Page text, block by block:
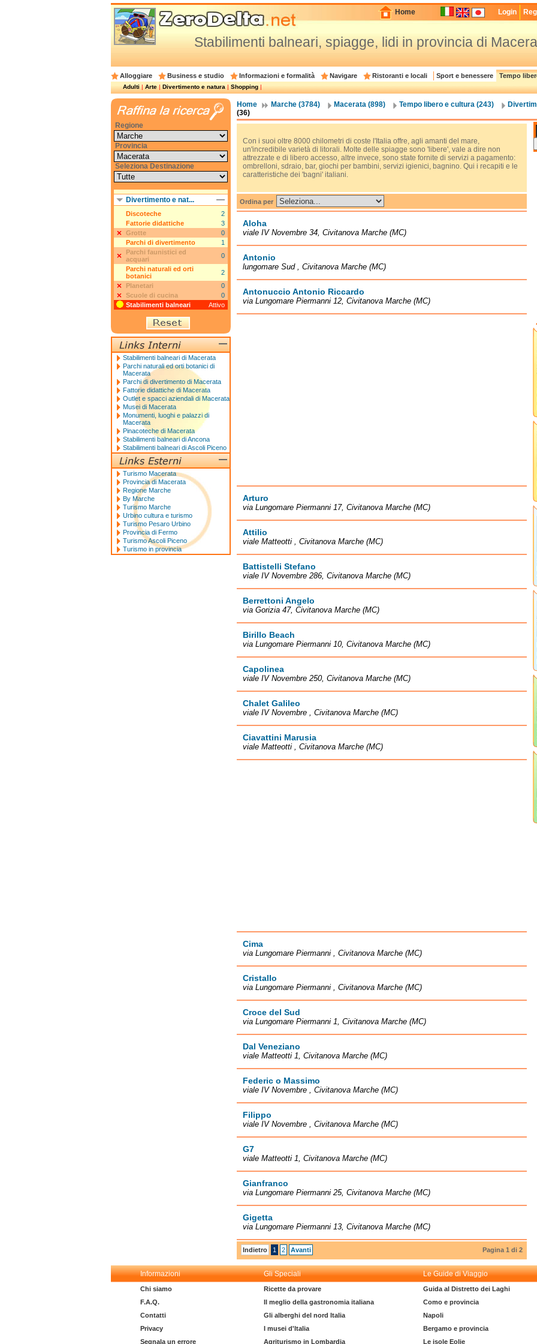
Home Login
Stabilimenti balneari, spiagge, lidi in provincia di
Alloggiare Business e studio Informazioni e formalità Navigare Ristoranti e locali Sport e benessere Tempo
Adulti|Arte|Divertimento e natura|Shopping|
Home Marche (3784) Macerata (898) Tempo libero e cultura (243)
(36)
Con i suoi oltre 8000 chilometri di coste l'Italia offre, agli amanti del mare,
un'incredibile varietà di litorali. Molte delle spiagge sono 'libere', vale a dire non
attrezzate e di libero accesso, altre invece, sono state fornite di servizi a pagamento:
ombrelloni, sdraio, bar, giochi per bambini, servizi igienici, bagnino. Qui i recapiti e le
caratteristiche dei 'bagni' italiani.
Ordina per
Aloha
viale IV Novembre 34, Civitanova Marche (MC)
Antonio
lungomare Sud , Civitanova Marche (MC)
Antonuccio Antonio Riccardo
via Lungomare Piermanni 12, Civitanova Marche (MC)
Arturo
via Lungomare Piermanni 17, Civitanova Marche (MC)
Attilio
viale Matteotti , Civitanova Marche (MC)
Battistelli Stefano
viale IV Novembre 286, Civitanova Marche (MC)
Berrettoni Angelo
via Gorizia 47, Civitanova Marche (MC)
Birillo Beach
via Lungomare Piermanni 10, Civitanova Marche (MC)
Capolinea
viale IV Novembre 250, Civitanova Marche (MC)
Chalet Galileo
viale IV Novembre , Civitanova Marche (MC)
Ciavattini Marusia
viale Matteotti , Civitanova Marche (MC)
Cima
via Lungomare Piermanni , Civitanova Marche (MC)
Cristallo
via Lungomare Piermanni , Civitanova Marche (MC)
Croce del Sud
via Lungomare Piermanni 1, Civitanova Marche (MC)
Dal Veneziano
viale Matteotti 1, Civitanova Marche (MC)
Federic o Massimo
viale IV Novembre , Civitanova Marche (MC)
Filippo
viale IV Novembre , Civitanova Marche (MC)
G7
viale Matteotti 1, Civitanova Marche (MC)
Gianfranco
via Lungomare Piermanni 25, Civitanova Marche (MC)
Gigetta
via Lungomare Piermanni 13, Civitanova Marche (MC)
Indietro 1 2 Avanti Pagina 1 di 2
Regione
Provincia
Seleziona Destinazione
Divertimento e nat...
Discoteche
2
Fattorie didattiche
3
Grotte
0
Parchi di divertimento
1
Parchi faunistici ed
acquari
0
Parchi naturali ed orti
botanici
2
Planetari
0
Scuole di cucina
0
Stabilimenti balneari
Attivo
Stabilimenti balneari di Macerata
Parchi naturali ed orti botanici di
Macerata
Parchi di divertimento di Macerata
Fattorie didattiche di Macerata
Outlet e spacci aziendali di Macerata
Musei di Macerata
Monumenti, luoghi e palazzi di
Macerata
Pinacoteche di Macerata
Stabilimenti balneari di Ancona
Stabilimenti balneari di Ascoli Piceno
Turismo Macerata
Provincia di Macerata
Regione Marche
By Marche
Turismo Marche
Urbino cultura e turismo
Turismo Pesaro Urbino
Provincia di Fermo
Turismo Ascoli Piceno
Turismo in provincia
Informazioni Gli Speciali Le Guide di Viaggio
Chi siamo
F.A.Q.
Contatti
Privacy
Segnala un errore
Ricette da provare
Il meglio della gastronomia italiana
Gli alberghi del nord Italia
I musei d'Italia
Agriturismo in Lombardia
Guida al Distretto dei Laghi
Como e provincia
Napoli
Bergamo e provincia
Le isole Eolie